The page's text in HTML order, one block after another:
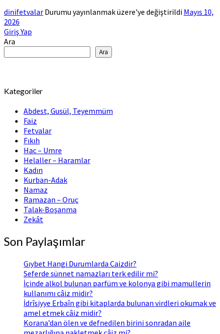
dinifetvalar Durumu yayınlanmak üzere'ye değiştirildi Mayıs 10,
2026
Giriş Yap
Ara
Ara
Kategoriler
Abdest, Gusül, Teyemmüm
Faiz
Fetvalar
Fıkıh
Hac – Umre
Helaller – Haramlar
Kadın
Kurban-Adak
Namaz
Ramazan – Oruç
Talak-Boşanma
Zekât
Son Paylaşımlar
Gıybet Hangi Durumlarda Caizdir?
Seferde sünnet namazları terk edilir mi?
İçinde alkol bulunan parfüm ve kolonya gibi mamullerin
kullanımı câiz midir?
İdrîsiyye Erbaîn gibi kitaplarda bulunan virdleri okumak ve
amel etmek câiz midir?
Korana’dan ölen ve defnedilen birini sonradan aile